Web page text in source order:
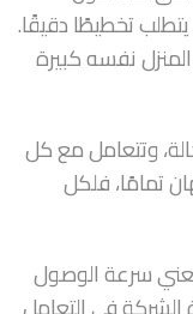
تخطيطًا دقيقًا.
نفسه كبيرة
وتتعامل مع كل
تمامًا، فلكل
سرعة الوصول